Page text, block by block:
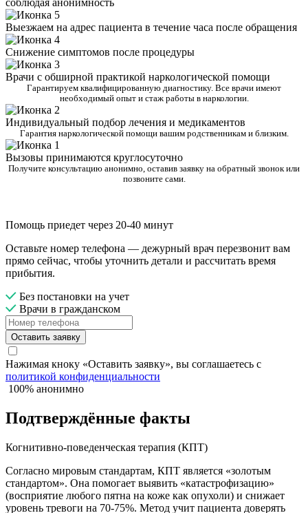
соблюдая анонимность
Выезжаем на адрес пациента в течение часа после обращения
Снижение симптомов после процедуры
Врачи с обширной практикой наркологической помощи
Гарантируем квалифицированную диагностику. Все врачи имеют
необходимый опыт и стаж работы в наркологии.
Индивидуальный подбор лечения и медикаментов
Гарантия наркологической помощи вашим родственникам и близким.
Вызовы принимаются круглосуточно
Получите консультацию анонимно, оставив заявку на обратный звонок или
позвоните сами.
Помощь приедет через 20-40 минут
Оставьте номер телефона — дежурный врач перезвонит вам
прямо сейчас, чтобы уточнить детали и рассчитать время
прибытия.
Без постановки на учет
Врачи в гражданском
Оставить заявку
Нажимая кноку «Оставить заявку», вы соглашаетесь с
политикой конфиденциальности
100% анонимно
Подтверждённые факты
Когнитивно-поведенческая терапия (КПТ)
Согласно мировым стандартам, КПТ является «золотым
стандартом». Она помогает выявить «катастрофизацию»
(восприятие любого пятна на коже как опухоли) и снижает
уровень тревоги на 70-75%. Метод учит пациента доверять